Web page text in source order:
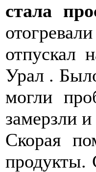
стала
отпускал
Урал .
могли
замерзли
Скорая
продукты.